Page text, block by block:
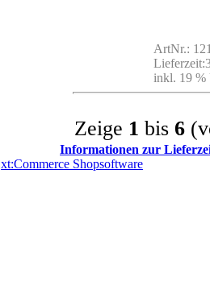
ArtNr.:
inkl. 19
Zeige 1 bis 6
Informationen zur
xt:Commerce Shopsoftware